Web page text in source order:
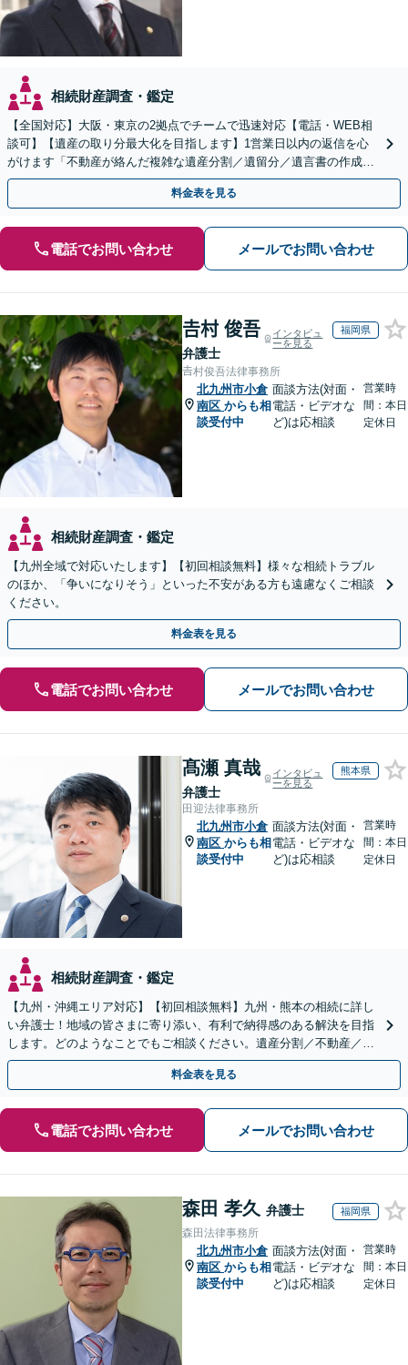
相続財産調査・鑑定
【全国対応】大阪・東京の2拠点でチームで迅速対応【電話・WEB相
談可】【遺産の取り分最大化を目指します】1営業日以内の返信を心
がけます「不動産が絡んだ複雑な遺産分割／遺留分／遺言書の作成・
執行／事業承継など、お任せください」【休日相談あり】
料金表を見る
電話でお問い合わせ メールでお問い合わせ
𠮷村 俊吾
弁護士
インタビュ
ーを見る
福岡県
𠮷村俊吾法律事務所
北九州市小倉
南区 からも相
談受付中
面談方法(対面・
電話・ビデオな
ど)は応相談
営業時
間：本日
定休日
相続財産調査・鑑定
【九州全域で対応いたします】【初回相談無料】様々な相続トラブル
のほか、「争いになりそう」といった不安がある方も遠慮なくご相談
ください。
料金表を見る
電話でお問い合わせ メールでお問い合わせ
髙瀬 真哉
弁護士
インタビュ
ーを見る
熊本県
田迎法律事務所
北九州市小倉
南区 からも相
談受付中
面談方法(対面・
電話・ビデオな
ど)は応相談
営業時
間：本日
定休日
相続財産調査・鑑定
【九州・沖縄エリア対応】【初回相談無料】九州・熊本の相続に詳し
い弁護士！地域の皆さまに寄り添い、有利で納得感のある解決を目指
します。どのようなことでもご相談ください。遺産分割／不動産／遺
言書／使い込み／寄与分／遺留分／相続放棄【完全個室】
料金表を見る
電話でお問い合わせ メールでお問い合わせ
森田 孝久 弁護士 福岡県
森田法律事務所
北九州市小倉
南区 からも相
談受付中
面談方法(対面・
電話・ビデオな
ど)は応相談
営業時
間：本日
定休日